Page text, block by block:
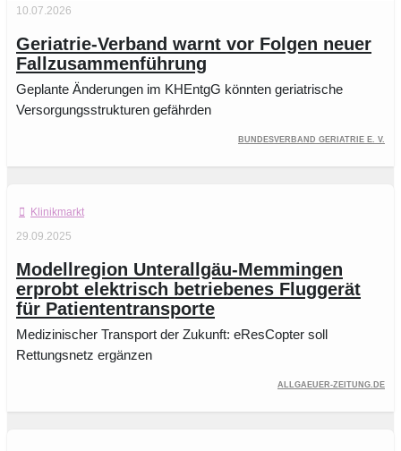
10.07.2026
Geriatrie-Verband warnt vor Folgen neuer
Fallzusammenführung
Geplante Änderungen im KHEntgG könnten geriatrische
Versorgungsstrukturen gefährden
Bundesverband Geriatrie e. V.
Klinikmarkt
29.09.2025
Modellregion Unterallgäu-Memmingen
erprobt elektrisch betriebenes Fluggerät
für Patiententransporte
Medizinischer Transport der Zukunft: eResCopter soll
Rettungsnetz ergänzen
allgaeuer-zeitung.de